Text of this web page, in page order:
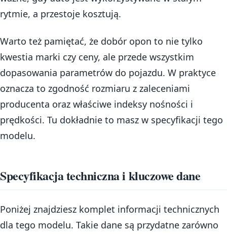
rytmie, a przestoje kosztują.
Warto też pamiętać, że dobór opon to nie tylko
kwestia marki czy ceny, ale przede wszystkim
dopasowania parametrów do pojazdu. W praktyce
oznacza to zgodność rozmiaru z zaleceniami
producenta oraz właściwe indeksy nośności i
prędkości. Tu dokładnie to masz w specyfikacji tego
modelu.
Specyfikacja techniczna i kluczowe dane
Poniżej znajdziesz komplet informacji technicznych
dla tego modelu. Takie dane są przydatne zarówno